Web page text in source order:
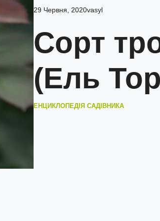
29 Червня, 2020vasyl
Сорт
(Ель
ЕНЦИКЛОПЕДІЯ САДІВНИКА